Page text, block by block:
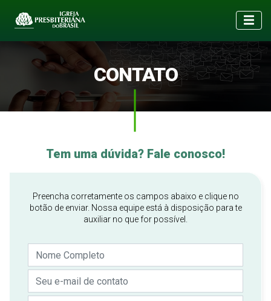
CONTATO
Tem uma dúvida? Fale conosco!
Preencha corretamente os campos abaixo e clique no
botão de enviar. Nossa equipe está à disposição para te
auxiliar no que for possível.